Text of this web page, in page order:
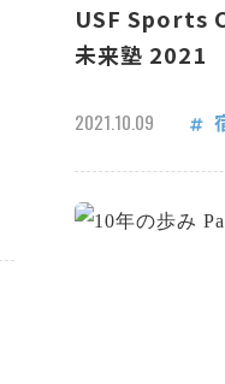
USF Sports
未来塾 2021
2021.10.09